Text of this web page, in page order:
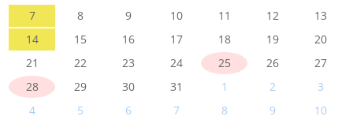
7
8 9 10 11 12
13
14
15 16 17 18 19
20
21
22 23 24 25 26
27
28
29 30 31 1 2
3
4
5 6 7 8 9 10